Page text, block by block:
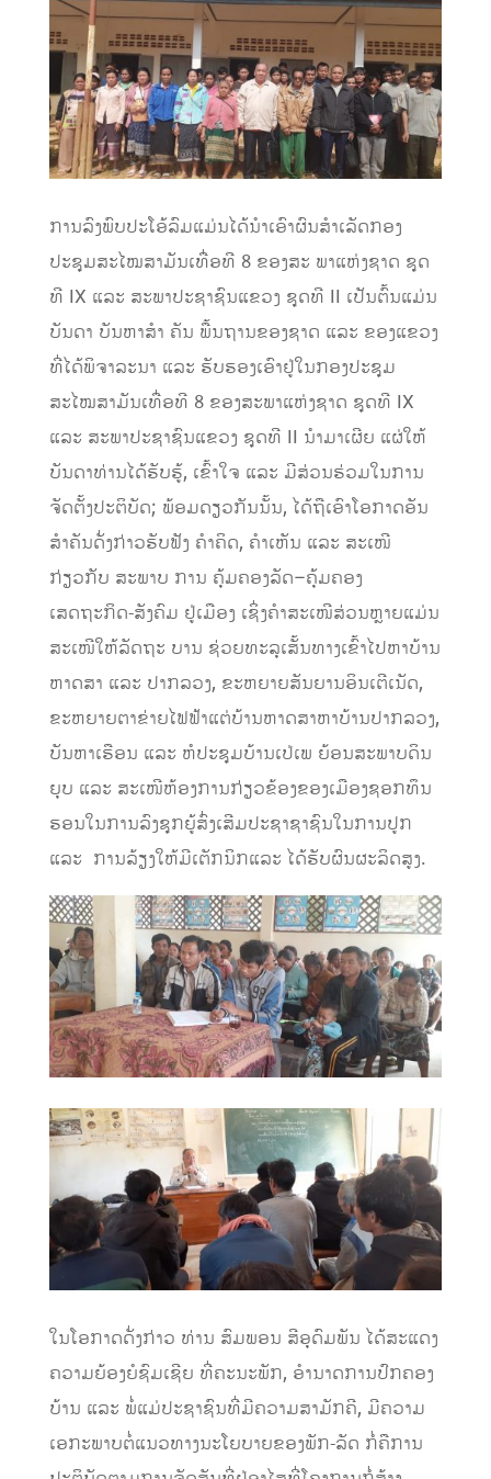
ການລົງພົບປະໂອ້ລົມແມ່ນໄດ້ນໍາເອົາຜົນສໍາເລັດກອງ
ປະຊຸມສະໄໝສາມັນເທື່ອທີ 8 ຂອງສະ ພາແຫ່ງຊາດ ຊຸດ
ທີ IX ແລະ ສະພາປະຊາຊົນແຂວງ ຊຸດທີ II ເປັນຕົ້ນແມ່ນ
ບັນດາ ບັນຫາສໍາ ຄັນ ພື້ນຖານຂອງຊາດ ແລະ ຂອງແຂວງ
ທີ່ໄດ້ພິຈາລະນາ ແລະ ຮັບຮອງເອົາຢູ່ໃນກອງປະຊຸມ
ສະໄໝສາມັນເທື່ອທີ 8 ຂອງສະພາແຫ່ງຊາດ ຊຸດທີ IX
ແລະ ສະພາປະຊາຊົນແຂວງ ຊຸດທີ II ນໍາມາເຜີຍ ແຜ່ໃຫ້
ບັນດາທ່ານໄດ້ຮັບຮູ້, ເຂົ້າໃຈ ແລະ ມີສ່ວນຮ່ວມໃນການ
ຈັດຕັ້ງປະຕິບັດ; ພ້ອມດຽວກັນນັ້ນ, ໄດ້ຖືເອົາໂອກາດອັນ
ສໍາຄັນດັ່ງກ່າວຮັບຟັງ ຄໍາຄິດ, ຄໍາເຫັນ ແລະ ສະເໜີ
ກ່ຽວກັບ ສະພາບ ການ ຄຸ້ມຄອງລັດ–ຄຸ້ມຄອງ
ເສດຖະກິດ-ສັງຄົມ ຢູ່ເມືອງ ເຊິ່ງຄໍາສະເໜີສ່ວນຫຼາຍແມ່ນ
ສະເໜີໃຫ້ລັດຖະ ບານ ຊ່ວຍທະລຸເສັ້ນທາງເຂົ້າໄປຫາບ້ານ
ຫາດສາ ແລະ ປາກລວງ, ຂະຫຍາຍສັນຍານອິນເຕີເນັດ,
ຂະຫຍາຍຕາຂ່າຍໄຟຟ້າແຕ່ບ້ານຫາດສາຫາບ້ານປາກລວງ,
ບັນຫາເຮືອນ ແລະ ຫໍປະຊຸມບ້ານເປ່ເພ ຍ້ອນສະພາບດິນ
ຍຸບ ແລະ ສະເໜີຫ້ອງການກ່ຽວຂ້ອງຂອງເມືອງຊອກທຶນ
ຮອນໃນການລົງຊຸກຍູ້ສົ່ງເສີມປະຊາຊາຊົນໃນການປູກ
ແລະ ການລ້ຽງໃຫ້ມີເຕັກນິກແລະ ໄດ້ຮັບຜົນຜະລິດສູງ.
ໃນໂອກາດດັ່ງກ່າວ ທ່ານ ສົມພອນ ສີອຸດົມພັນ ໄດ້ສະແດງ
ຄວາມຍ້ອງຍໍຊົມເຊີຍ ທີ່ຄະນະພັກ, ອໍານາດການປົກຄອງ
ບ້ານ ແລະ ພໍ່ແມ່ປະຊາຊົນທີ່ມີຄວາມສາມັກຄີ, ມີຄວາມ
ເອກະພາບຕໍ່ແນວທາງນະໂຍບາຍຂອງພັກ-ລັດ ກໍ່ຄືການ